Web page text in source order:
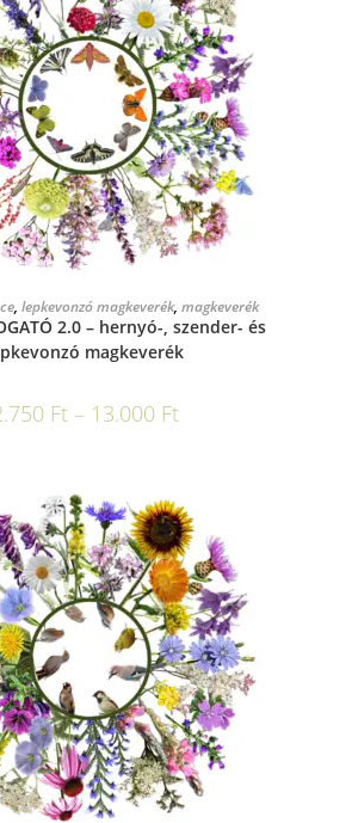
OPCIÓK VÁLASZTÁSA
, lepkevonzó magkeverék, magkeverék
2.0 – hernyó-, szender- és
magkeverék
Ft – 13.000 Ft